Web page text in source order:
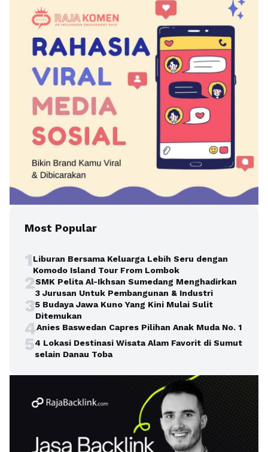
Most Popular
1Liburan Bersama Keluarga Lebih Seru dengan
Komodo Island Tour From Lombok
2SMK Pelita Al-Ikhsan Sumedang Menghadirkan
3 Jurusan Untuk Pembangunan & Industri
35 Budaya Jawa Kuno Yang Kini Mulai Sulit
Ditemukan
4Anies Baswedan Capres Pilihan Anak Muda No. 1
54 Lokasi Destinasi Wisata Alam Favorit di Sumut
selain Danau Toba